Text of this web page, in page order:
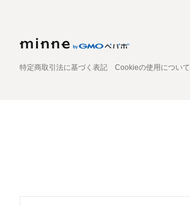
特定商取引法に基づく表記 Cookieの使用について